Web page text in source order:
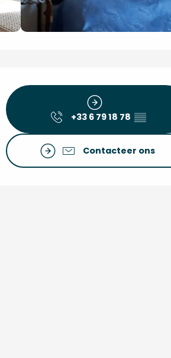
+33 6 79 18 78 ▒▒
Contacteer ons